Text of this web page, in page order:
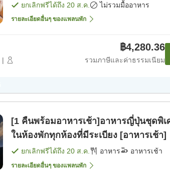
ยกเลิกฟรีได้ถึง 20 ส.ค. ไม่รวมมื้ออาหาร
รายละเอียดอื่นๆ ของแพลนพัก
|
฿4,280.36
รวมภาษีและค่าธรรมเนียม
[1 คืนพร้อมอาหารเช้า]อาหารญี่ปุ่นชุดพิ
ในห้องพักทุกห้องที่มีระเบียง [อาหารเช้า]
ยกเลิกฟรีได้ถึง 20 ส.ค. อาหาร อาหารเช้า
รายละเอียดอื่นๆ ของแพลนพัก